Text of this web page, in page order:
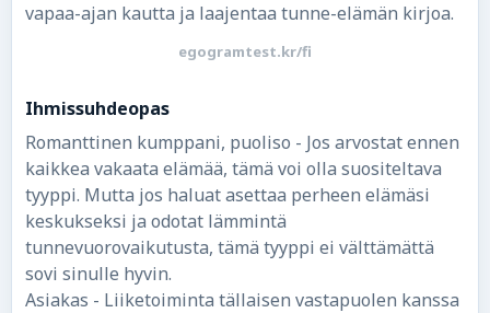
vapaa-ajan kautta ja laajentaa tunne-elämän kirjoa.
egogramtest.kr/fi
Ihmissuhdeopas
Romanttinen kumppani, puoliso - Jos arvostat ennen
kaikkea vakaata elämää, tämä voi olla suositeltava
tyyppi. Mutta jos haluat asettaa perheen elämäsi
keskukseksi ja odotat lämmintä
tunnevuorovaikutusta, tämä tyyppi ei välttämättä
sovi sinulle hyvin.
Asiakas - Liiketoiminta tällaisen vastapuolen kanssa